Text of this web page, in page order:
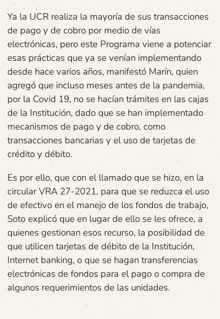
Ya la UCR realiza la mayoría de sus transacciones
de pago y de cobro por medio de vías
electrónicas, pero este Programa viene a potenciar
esas prácticas que ya se venían implementando
desde hace varios años, manifestó Marín, quien
agregó que incluso meses antes de la pandemia,
por la Covid 19, no se hacían trámites en las cajas
de la Institución, dado que se han implementado
mecanismos de pago y de cobro, como
transacciones bancarias y el uso de tarjetas de
crédito y débito.
Es por ello, que con el llamado que se hizo, en la
circular VRA 27-2021, para que se reduzca el uso
de efectivo en el manejo de los fondos de trabajo,
Soto explicó que en lugar de ello se les ofrece, a
quienes gestionan esos recurso, la posibilidad de
que utilicen tarjetas de débito de la Institución,
Internet banking, o que se hagan transferencias
electrónicas de fondos para el pago o compra de
algunos requerimientos de las unidades.